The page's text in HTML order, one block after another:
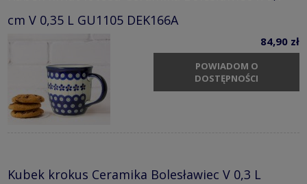
cm V 0,35 L GU1105 DEK166A
84,90 zł
POWIADOM O
DOSTĘPNOŚCI
Kubek krokus Ceramika Bolesławiec V 0,3 L